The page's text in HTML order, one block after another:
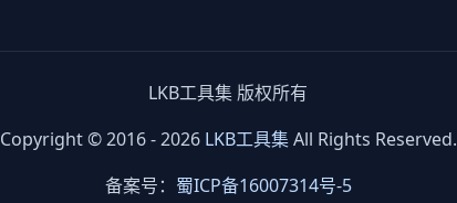
LKB工具集 版权所有
Copyright © 2016 - 2026 LKB工具集All Rights Reserved.
备案号： 蜀ICP备16007314号-5